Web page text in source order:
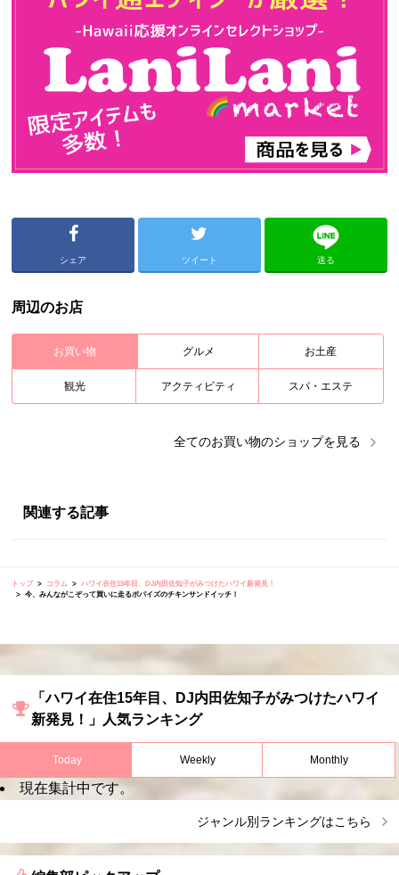
シェア ツイート 送る
周辺のお店
お買い物 グルメ お土産
観光 アクティビティ スパ・エステ
全てのお買い物のショップを見る
関連する記事
トップ コラム
ハワイ在住15年目、DJ内田佐知子がみつけたハワイ新発見！
今、みんながこぞって買いに走るポパイズのチキンサンドイッチ！
「ハワイ在住15年目、DJ内田佐知子がみつけたハワイ
新発見！」人気ランキング
Today Weekly Monthly
現在集計中です。
ジャンル別ランキングはこちら